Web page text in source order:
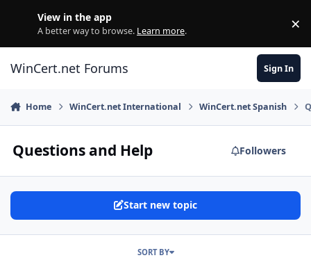
View in the app
A better way to browse. Learn more. ×
WinCert.net Forums Sign In
Home WinCert.net International WinCert.net Spanish
Questions and Help Followers
Start new topic
SORT BY